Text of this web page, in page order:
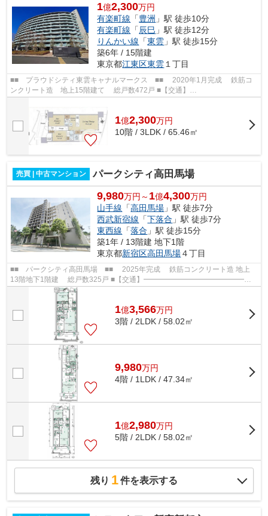
1億2,300万円
有楽町線 「豊洲 」駅 徒歩10分
有楽町線 「辰巳 」駅 徒歩12分
りんかい線 「東雲 」駅 徒歩15分
築6年 / 15階建
東京都江東区東雲１丁目
■■ プラウドシティ東雲キャナルマークス ■■ 2020年1月完成 鉄筋コ
ンクリート造 地上15階建て 総戸数472戸 ■【交通】
1億2,300万円
10階 / 3LDK / 65.46㎡
売買 | 中古マンション パークシティ高田馬場
9,980万円～ 1億4,300万円
山手線 「高田馬場 」駅 徒歩7分
西武新宿線 「下落合 」駅 徒歩7分
東西線 「落合 」駅 徒歩15分
築1年 / 13階建 地下1階
東京都新宿区高田馬場４丁目
■■ パークシティ高田馬場 ■■ 2025年完成 鉄筋コンクリート造 地上
13階地下1階建 総戸数325戸 ■【交通】━━━━━━━━━━━━━━━
JR山手線・東京メトロ東西線【高田馬場】駅より徒...
1億3,566万円
3階 / 2LDK / 58.02㎡
9,980万円
4階 / 1LDK / 47.34㎡
1億2,980万円
5階 / 2LDK / 58.02㎡
残り 1件を表示する